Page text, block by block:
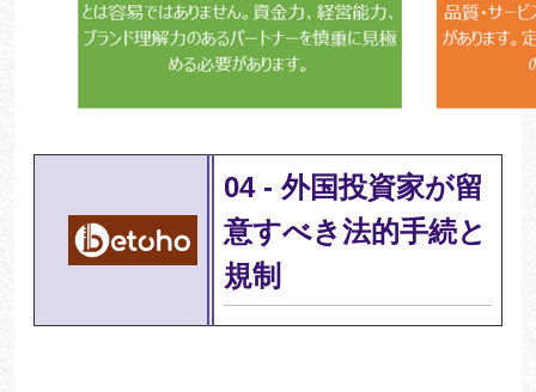
04- 外国投資家が留
意すべき法的手続と
規制